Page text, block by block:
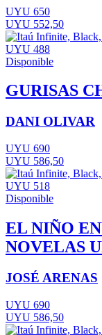
UYU 650
UYU 552,50
UYU 488
Disponible
GURISAS
DANI OLIVAR
UYU 690
UYU 586,50
UYU 518
Disponible
EL NIÑO
NOVELAS
JOSÉ ARENAS
UYU 690
UYU 586,50